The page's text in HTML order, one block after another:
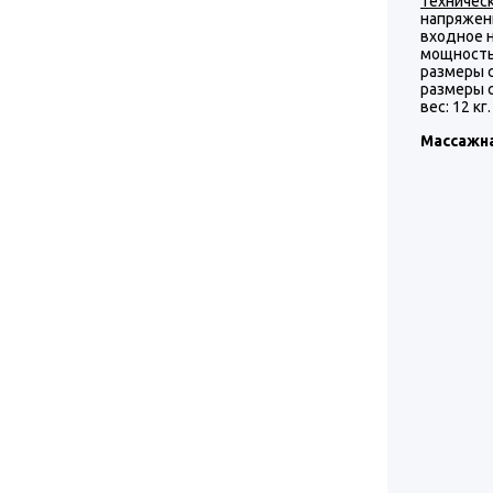
входное
размеры
размеры
вес: 12 кг.